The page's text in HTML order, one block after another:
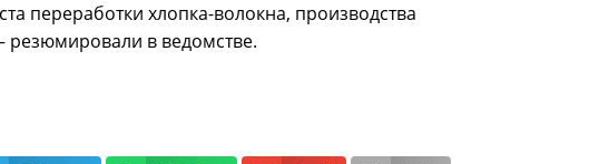
переработки хлопка-волокна, производства
резюмировали в ведомстве.